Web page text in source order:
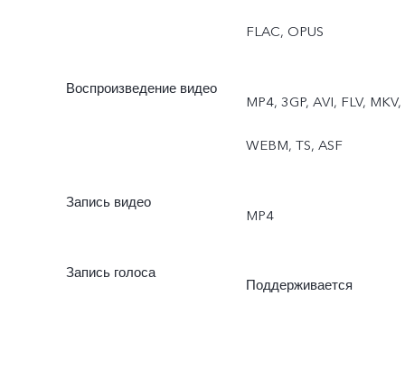
режим, двойная
экспозиция,dual view,
FLAC, OPUS
Воспроизведение видео
MP4, 3GP, AVI, FLV, MKV,
WEBM, TS, ASF
Запись видео
MP4
Запись голоса
Поддерживается